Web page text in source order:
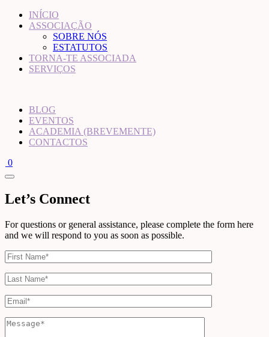
INÍCIO
ASSOCIAÇÃO
SOBRE NÓS
ESTATUTOS
TORNA-TE ASSOCIADA
SERVIÇOS
BLOG
EVENTOS
ACADEMIA (BREVEMENTE)
CONTACTOS
0
Let’s Connect
For questions or general assistance, please complete the form here
and we will respond to you as soon as possible.